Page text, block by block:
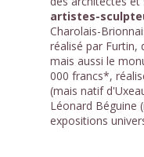
artistes-
Charolais-
réalisé par Furtin,
mais aussi le
000 francs*,
(mais natif
Léonard Béguine
expositions